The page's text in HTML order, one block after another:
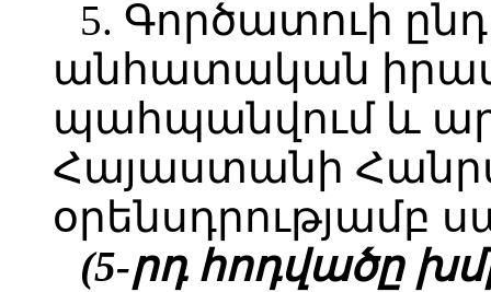
5. Գործատուի
անհատական
պահպանվում և
Հայաստանի
օրենսդրությամբ
(5-րդ հոդվածը